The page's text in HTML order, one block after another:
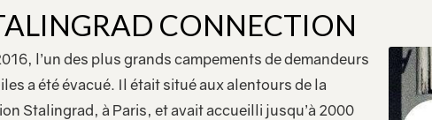
CONNECTION
l’un des plus grands campements de demandeurs
a été évacué. Il était situé aux alentours de la
Stalingrad, à Paris, et avait accueilli jusqu’à 2000